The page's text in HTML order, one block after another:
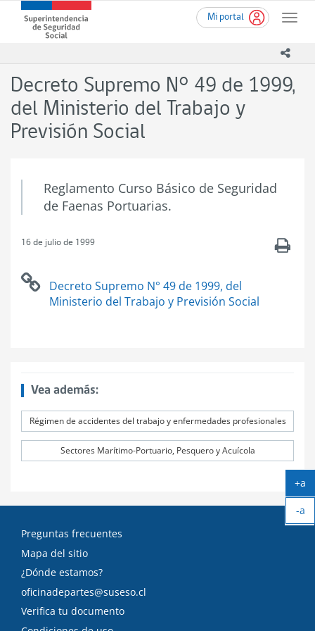
contenido
Mi portal
Toggle
Superintendencia
de
-
Gobierno
de
Chile
Decreto Supremo N° 49 de 1999,
del Ministerio del Trabajo y
Previsión Social
Reglamento Curso Básico de Seguridad
de Faenas Portuarias.
16 de julio de 1999
Decreto Supremo N° 49 de 1999, del
Ministerio del Trabajo y Previsión Social
Vea además:
Régimen de accidentes del trabajo y enfermedades profesionales
Sectores Marítimo-Portuario, Pesquero y Acuícola
Preguntas frecuentes
Mapa del sitio
¿Dónde estamos?
oficinadepartes@suseso.cl
Verifica tu documento
+a
-a